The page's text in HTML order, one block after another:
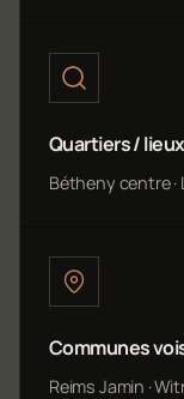
Quartiers /
Bétheny centre ·
Communes
Reims Jamin ·